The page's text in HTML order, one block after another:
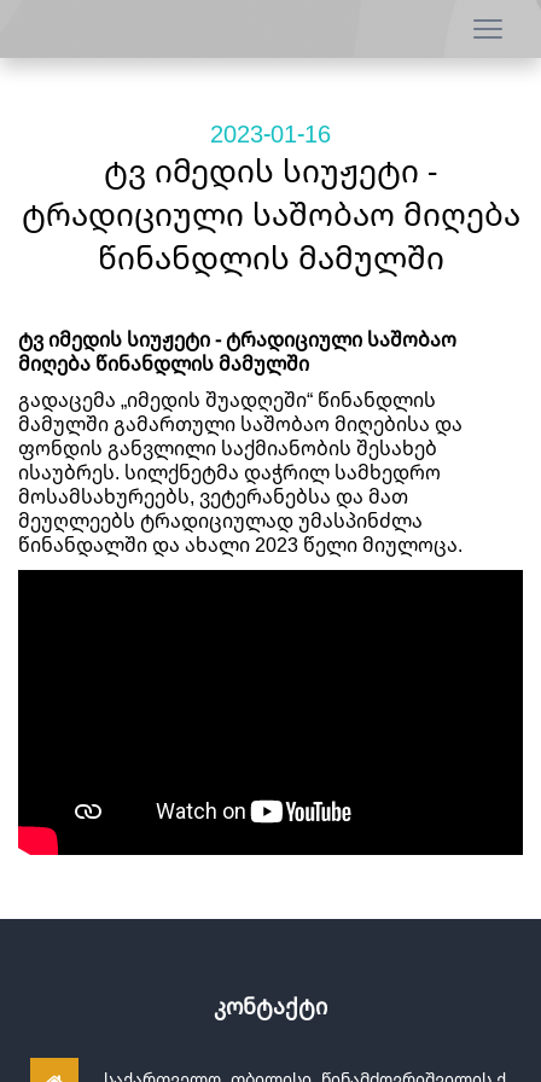
2023-01-16
ტვ იმედის სიუჟეტი -
ტრადიციული საშობაო მიღება
წინანდლის მამულში
ტვ იმედის სიუჟეტი - ტრადიციული საშობაო
მიღება წინანდლის მამულში
გადაცემა „იმედის შუადღეში“ წინანდლის
მამულში გამართული საშობაო მიღებისა და
ფონდის განვლილი საქმიანობის შესახებ
ისაუბრეს. სილქნეტმა დაჭრილ სამხედრო
მოსამსახურეებს, ვეტერანებსა და მათ
მეუღლეებს ტრადიციულად უმასპინძლა
წინანდალში და ახალი 2023 წელი მიულოცა.
კონტაქტი